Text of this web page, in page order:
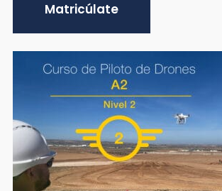
Matricúlate